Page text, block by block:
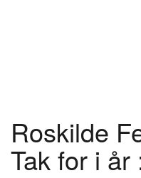
Roskilde
Tak for i år